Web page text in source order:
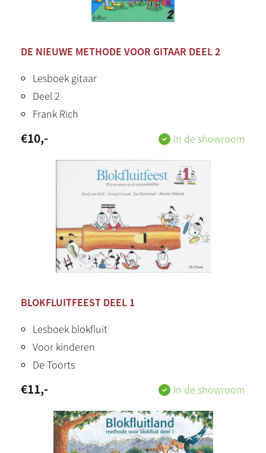
DE NIEUWE METHODE VOOR GITAAR DEEL 2
Lesboek gitaar
Deel 2
Frank Rich
€10,- In de showroom
BLOKFLUITFEEST DEEL 1
Lesboek blokfluit
Voor kinderen
De Toorts
€11,- In de showroom